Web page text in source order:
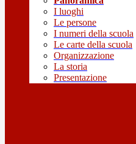
I luoghi
Le persone
I numeri della scuola
Le carte della scuola
Organizzazione
La storia
Presentazione